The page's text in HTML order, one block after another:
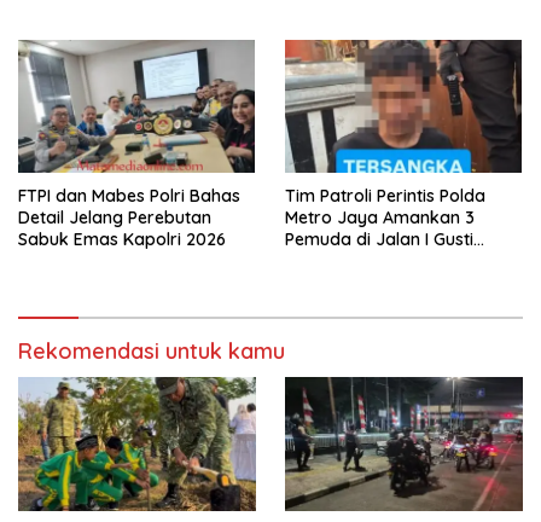
FTPI dan Mabes Polri Bahas
Detail Jelang Perebutan
Sabuk Emas Kapolri 2026
Tim Patroli Perintis Polda
Metro Jaya Amankan 3
Pemuda di Jalan I Gusti
Rekomendasi untuk kamu